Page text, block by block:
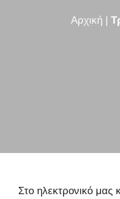
Αρχική|
Στο ηλεκτρονικό